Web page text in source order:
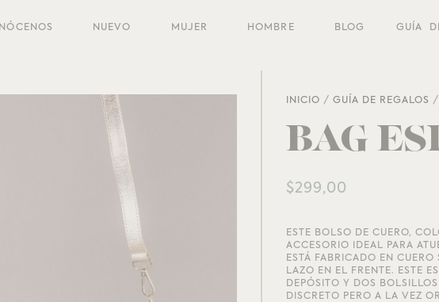
NUEVO MUJER HOMBRE BLOG GUÍA
INICIO /GUÍA DE REGALOS /
BAG
$299,00
ESTE BOLSO DE CUERO,
ACCESORIO IDEAL PARA
ESTÁ FABRICADO EN
LAZO EN EL FRENTE. ESTE
DEPÓSITO Y DOS
DISCRETO PERO A LA VEZ